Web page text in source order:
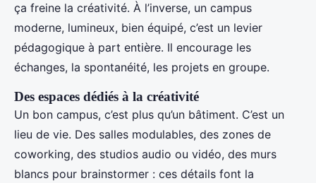
ça freine la créativité. À l’inverse, un campus
moderne, lumineux, bien équipé, c’est un levier
pédagogique à part entière. Il encourage les
échanges, la spontanéité, les projets en groupe.
Des espaces dédiés à la créativité
Un bon campus, c’est plus qu’un bâtiment. C’est un
lieu de vie. Des salles modulables, des zones de
coworking, des studios audio ou vidéo, des murs
blancs pour brainstormer : ces détails font la